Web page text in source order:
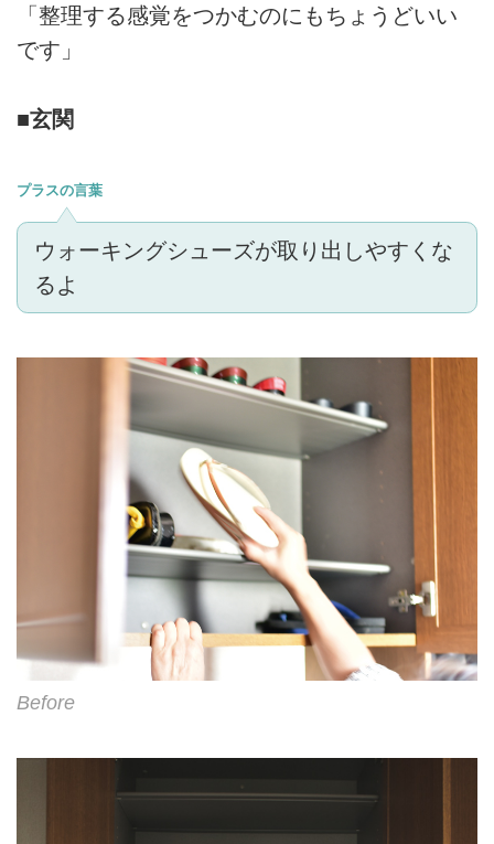
「整理する感覚をつかむのにもちょうどいい
です」
■玄関
プラスの言葉
ウォーキングシューズが取り出しやすくな
るよ
Before